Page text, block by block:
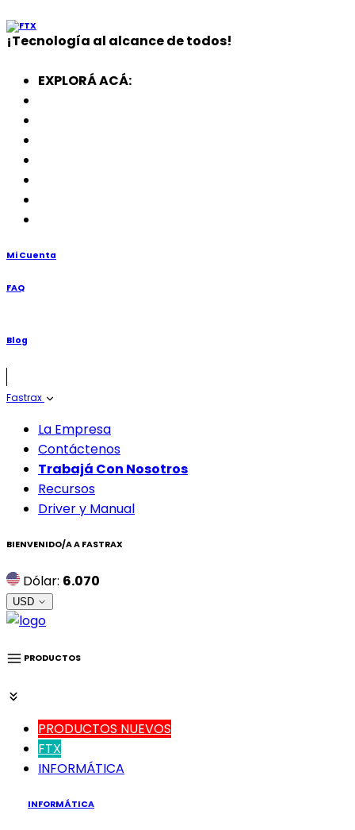
¡Tecnología al alcance de todos!
EXPLORÁ ACÁ:
Mi Cuenta
FAQ
Blog
Fastrax
La Empresa
Contáctenos
Trabajá Con Nosotros
Recursos
Driver y Manual
BIENVENIDO/A A FASTRAX
Dólar: 6.070
USD
PRODUCTOS
PRODUCTOS NUEVOS
FTX
INFORMÁTICA
INFORMÁTICA